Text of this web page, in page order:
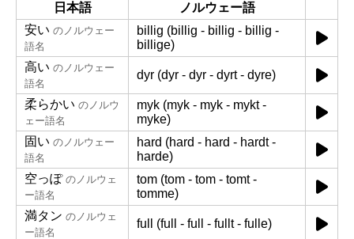
日本語
ノルウェー語
安い のノルウェー
語名
billig (billig - billig - billig -
billige)
高い のノルウェー
語名
dyr (dyr - dyr - dyrt - dyre)
柔らかい のノルウ
ェー語名
myk (myk - myk - mykt -
myke)
固い のノルウェー
語名
hard (hard - hard - hardt -
harde)
空っぽ のノルウェ
ー語名
tom (tom - tom - tomt -
tomme)
満タン のノルウェ
ー語名
full (full - full - fullt - fulle)